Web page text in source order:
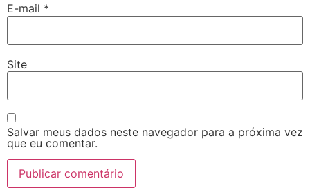
E-mail *
Site
Salvar meus dados neste navegador para a próxima vez
que eu comentar.